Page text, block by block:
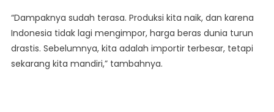
“Dampaknya sudah terasa. Produksi kita naik, dan karena
Indonesia tidak lagi mengimpor, harga beras dunia turun
drastis. Sebelumnya, kita adalah importir terbesar, tetapi
sekarang kita mandiri,” tambahnya.